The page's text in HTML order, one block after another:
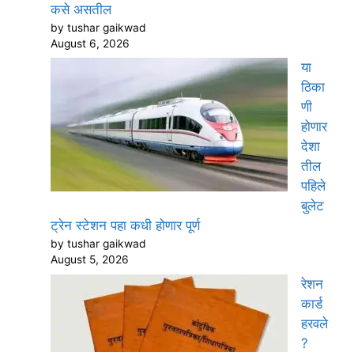
कसे असतील
by tushar gaikwad
August 6, 2026
या
ठिका
णी
होणार
देशा
तील
पहिले
बुलेट
ट्रेन स्टेशन पहा कधी होणार पूर्ण
by tushar gaikwad
August 5, 2026
रेशन
कार्ड
हरवले
?